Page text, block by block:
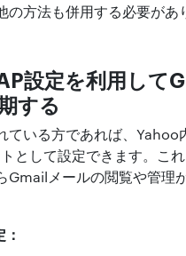
の方法も併用する必要があ
設定を利用して
する
ている方であれば、Yahoo
として設定できます。これ
Gmailメールの閲覧や管理